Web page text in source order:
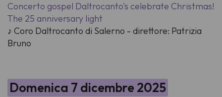
Concerto gospel Daltrocanto's celebrate Christmas!
The 25 anniversary light
♪ Coro Daltrocanto di Salerno - direttore: Patrizia
Bruno
Domenica 7 dicembre 2025